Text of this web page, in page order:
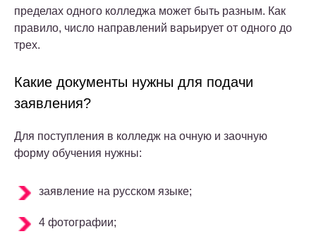
пределах одного колледжа может быть разным. Как
правило, число направлений варьирует от одного до
трех.
Какие документы нужны для подачи
заявления?
Для поступления в колледж на очную и заочную
форму обучения нужны:
заявление на русском языке;
4 фотографии;